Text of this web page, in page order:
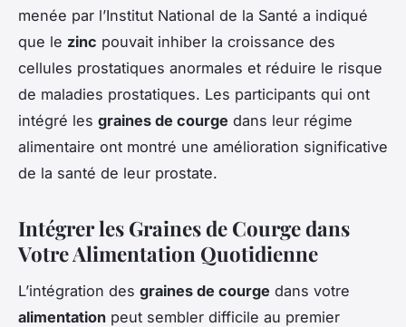
menée par l’Institut National de la Santé a indiqué
que le zinc pouvait inhiber la croissance des
cellules prostatiques anormales et réduire le risque
de maladies prostatiques. Les participants qui ont
intégré les graines de courge dans leur régime
alimentaire ont montré une amélioration significative
de la santé de leur prostate.
Intégrer les Graines de Courge dans
Votre Alimentation Quotidienne
L’intégration des graines de courge dans votre
alimentation peut sembler difficile au premier